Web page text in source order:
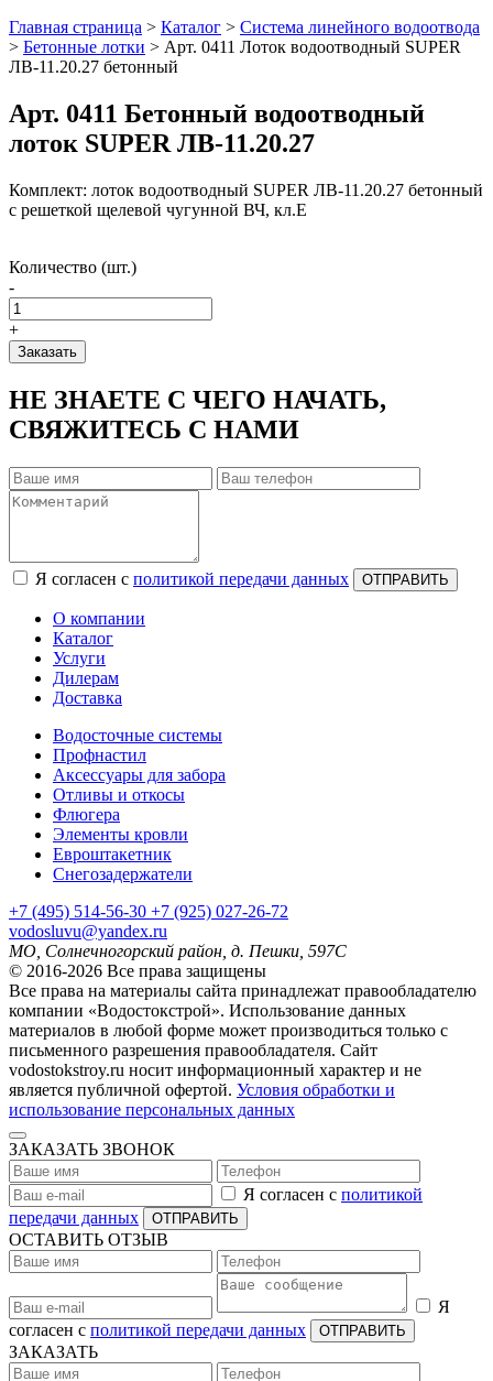
Главная страница > Каталог > Система линейного водоотвода
> Бетонные лотки > Арт. 0411 Лоток водоотводный SUPER
ЛВ-11.20.27 бетонный
Арт. 0411 Бетонный водоотводный
лоток SUPER ЛВ-11.20.27
Комплект: лоток водоотводный SUPER ЛВ-11.20.27 бетонный
с решеткой щелевой чугунной ВЧ, кл.E
Количество (шт.)
-
+
Заказать
НЕ ЗНАЕТЕ С ЧЕГО НАЧАТЬ,
СВЯЖИТЕСЬ С НАМИ
Я согласен с политикой передачи данных ОТПРАВИТЬ
О компании
Каталог
Услуги
Дилерам
Доставка
Водосточные системы
Профнастил
Аксессуары для забора
Отливы и откосы
Флюгера
Элементы кровли
Евроштакетник
Снегозадержатели
+7 (495) 514-56-30 +7 (925) 027-26-72
vodosluvu@yandex.ru
МО, Солнечногорский район, д. Пешки, 597С
© 2016-2026 Все права защищены
Все права на материалы сайта принадлежат правообладателю
компании «Водостокстрой». Использование данных
материалов в любой форме может производиться только с
письменного разрешения правообладателя. Сайт
vodostokstroy.ru носит информационный характер и не
является публичной офертой. Условия обработки и
использование персональных данных
ЗАКАЗАТЬ ЗВОНОК
Я согласен с политикой
передачи данных
ОТПРАВИТЬ
ОСТАВИТЬ ОТЗЫВ
Я
согласен с политикой передачи данных ОТПРАВИТЬ
ЗАКАЗАТЬ